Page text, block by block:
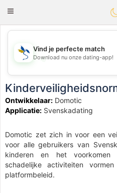
Toggle
💖
Vind je perfecte match
Download nu onze dating-app!
Ontwikkelaar: Domotic
Applicatie: Svenskadating
Domotic zet zich in voor een
voor alle gebruikers van
kinderen en het
schadelijke activiteiten
platformbeleid.